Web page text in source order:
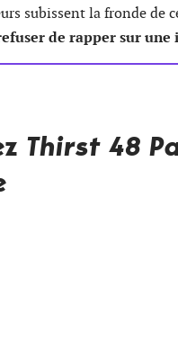
subissent la fronde de
de rapper sur une
Thirst 48